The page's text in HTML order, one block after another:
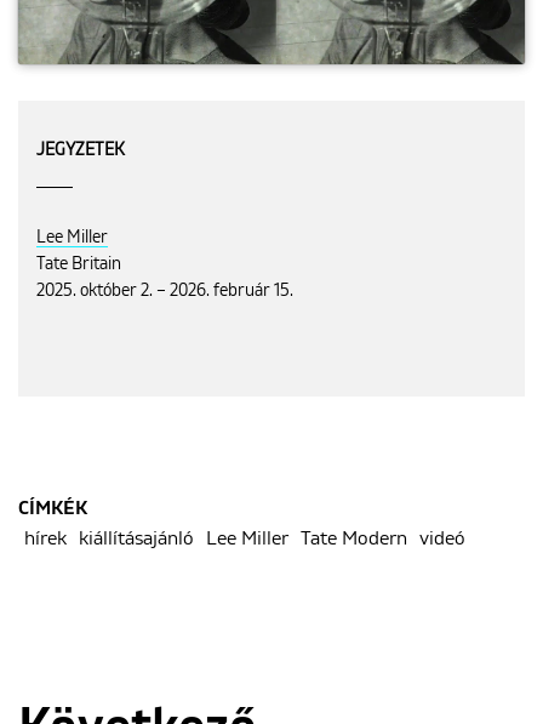
JEGYZETEK
Lee Miller
Tate Britain
2025. október 2. – 2026. február 15.
CÍMKÉK
hírek
kiállításajánló Lee Miller Tate Modern videó